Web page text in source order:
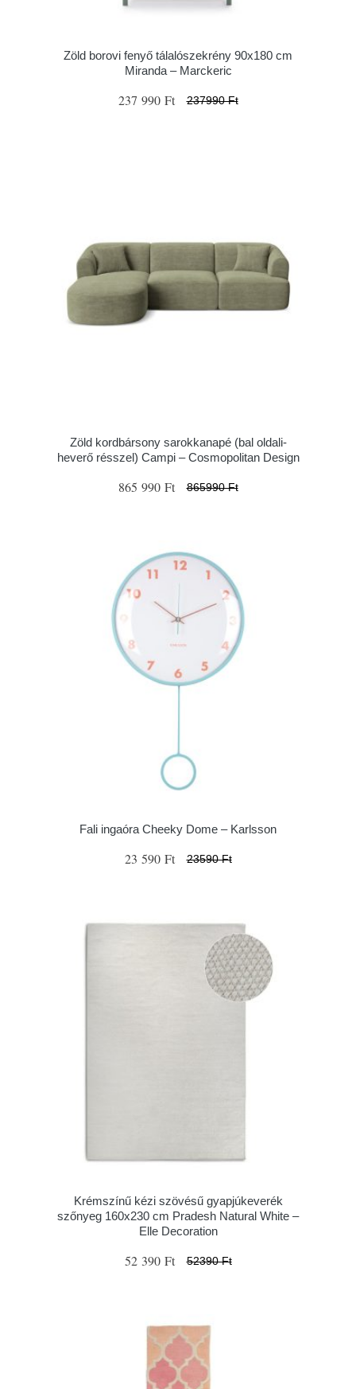
Zöld borovi fenyő tálalószekrény 90x180 cm
Miranda – Marckeric
237 990 Ft 237990 Ft
Zöld kordbársony sarokkanapé (bal oldali-
heverő résszel) Campi – Cosmopolitan Design
865 990 Ft 865990 Ft
Fali ingaóra Cheeky Dome – Karlsson
23 590 Ft 23590 Ft
Krémszínű kézi szövésű gyapjúkeverék
szőnyeg 160x230 cm Pradesh Natural White –
Elle Decoration
52 390 Ft 52390 Ft